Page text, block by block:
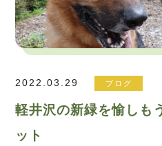
2022.03.29 ブログ
軽井沢の新緑を愉しも
ット